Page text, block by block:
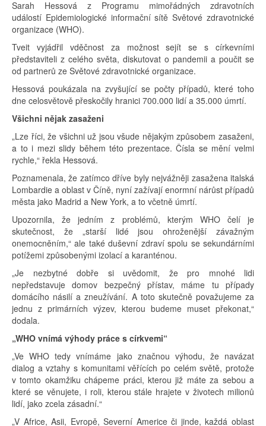
Sarah Hessová z Programu mimořádných zdravotních
událostí Epidemiologické informační sítě Světové zdravotnické
organizace (WHO).
Tveit vyjádřil vděčnost za možnost sejít se s církevními
představiteli z celého světa, diskutovat o pandemii a poučit se
od partnerů ze Světové zdravotnické organizace.
Hessová poukázala na zvyšující se počty případů, které toho
dne celosvětově přeskočily hranici 700.000 lidí a 35.000 úmrtí.
Všichni nějak zasaženi
„Lze říci, že všichni už jsou všude nějakým způsobem zasaženi,
a to i mezi slidy během této prezentace. Čísla se mění velmi
rychle,“ řekla Hessová.
Poznamenala, že zatímco dříve byly nejvážněji zasažena italská
Lombardie a oblast v Číně, nyní zažívají enormní nárůst případů
města jako Madrid a New York, a to včetně úmrtí.
Upozornila, že jedním z problémů, kterým WHO čelí je
skutečnost, že „starší lidé jsou ohroženější závažným
onemocněním,“ ale také duševní zdraví spolu se sekundárními
potížemi způsobenými izolací a karanténou.
„Je nezbytné dobře si uvědomit, že pro mnohé lidi
nepředstavuje domov bezpečný přístav, máme tu případy
domácího násilí a zneužívání. A toto skutečně považujeme za
jednu z primárních výzev, kterou budeme muset překonat,“
dodala.
„WHO vnímá výhody práce s církvemi“
„Ve WHO tedy vnímáme jako značnou výhodu, že navázat
dialog a vztahy s komunitami věřících po celém světě, protože
v tomto okamžiku chápeme práci, kterou již máte za sebou a
které se věnujete, i roli, kterou stále hrajete v životech milionů
lidí, jako zcela zásadní.“
„V Africe, Asii, Evropě, Severní Americe či jinde, každá oblast